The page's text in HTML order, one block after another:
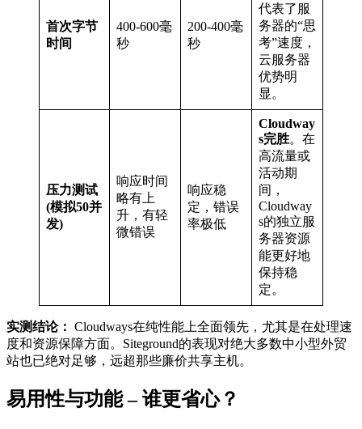
首次字节
时间
400-600毫
秒
200-400毫
秒
代表了服
务器的“思
考”速度，
云服务器
优势明
显。
压力测试
(模拟50并
发)
响应时间
略有上
升，有轻
微错误
响应稳
定，错误
率极低
Cloudway
s完胜。在
高流量或
活动期
间，
Cloudway
s的独立服
务器资源
能更好地
保持稳
定。
实测结论： Cloudways在纯性能上全面领先，尤其是在处理速
度和资源保障方面。Siteground的表现对绝大多数中小型外贸
站也已绝对足够，远超那些廉价共享主机。
易用性与功能 – 谁更省心？